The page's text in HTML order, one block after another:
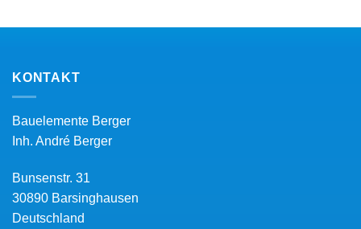
KONTAKT
Bauelemente Berger
Inh. André Berger
Bunsenstr. 31
30890 Barsinghausen
Deutschland